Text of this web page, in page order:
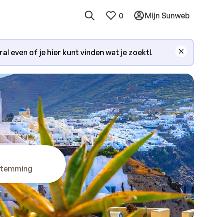
0 Mijn Sunweb
even of je hier kunt vinden wat je zoekt!